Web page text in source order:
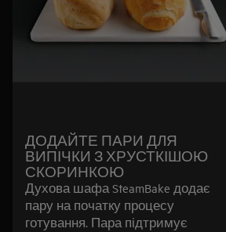
ДОДАЙТЕ ПАРИ ДЛЯ
ВИПІЧКИ З ХРУСТКІШОЮ
СКОРИНКОЮ
Духова шафа SteamBake додає
пару на початку процесу
готування. Пара підтримує